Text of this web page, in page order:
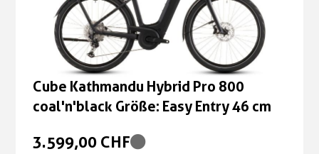
Cube Kathmandu Hybrid Pro 800
coal'n'black Größe: Easy Entry 46 cm
3.599,00 CHF